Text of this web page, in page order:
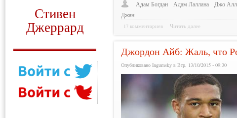
Стивен
Джеррард
Адам Богдан
Адам Лаллана Джо
Джан
17 комментариев Читать далее
Джордон Айб: Жаль, что
Опубликовано Ingumsky в Втр, 13/10/2015 - 09:30